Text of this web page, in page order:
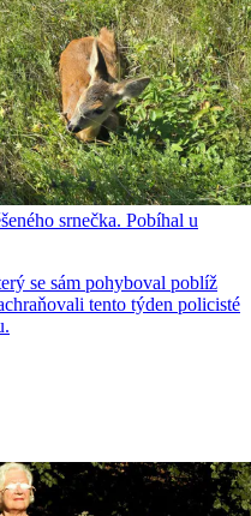
srnečka. Pobíhal u
se sám pohyboval poblíž
tento týden policisté